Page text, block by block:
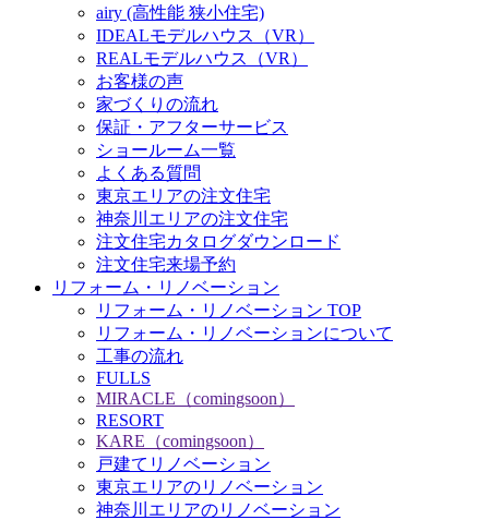
airy (高性能 狭小住宅)
IDEALモデルハウス（VR）
REALモデルハウス（VR）
お客様の声
家づくりの流れ
保証・アフターサービス
ショールーム一覧
よくある質問
東京エリアの注文住宅
神奈川エリアの注文住宅
注文住宅カタログダウンロード
注文住宅来場予約
リフォーム・リノベーション
リフォーム・リノベーション TOP
リフォーム・リノベーションについて
工事の流れ
FULLS
MIRACLE（comingsoon）
RESORT
KARE（comingsoon）
戸建てリノベーション
東京エリアのリノベーション
神奈川エリアのリノベーション